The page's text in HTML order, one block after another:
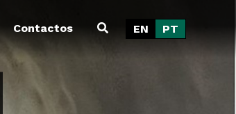
Contactos EN PT